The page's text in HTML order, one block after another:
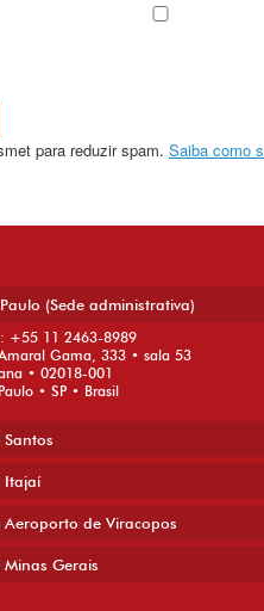
para reduzir spam. Saiba como
(Sede administrativa)
+55 11 2463-8989
Gama, 333 • sala 53
• 02018-001
• SP • Brasil
Santos
Itajaí
Aeroporto de Viracopos
Minas Gerais